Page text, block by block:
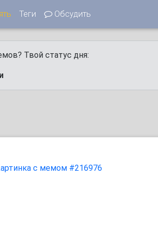
Теги Обсудить
Твой статус дня: